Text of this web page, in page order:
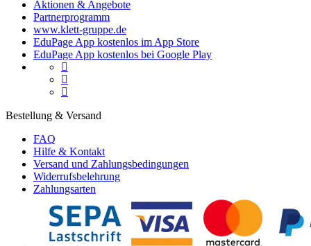
Aktionen & Angebote
Partnerprogramm
www.klett-gruppe.de
EduPage App kostenlos im App Store
EduPage App kostenlos bei Google Play



Bestellung & Versand
FAQ
Hilfe & Kontakt
Versand und Zahlungsbedingungen
Widerrufsbelehrung
Zahlungsarten